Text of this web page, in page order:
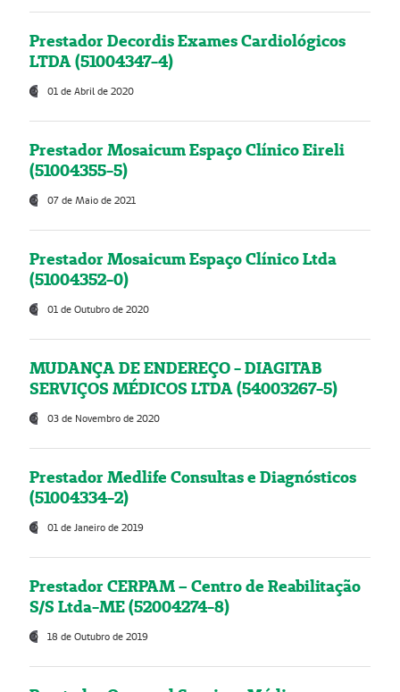
Prestador Decordis Exames Cardiológicos
LTDA (51004347-4)
01 de Abril de 2020
Prestador Mosaicum Espaço Clínico Eireli
(51004355-5)
07 de Maio de 2021
Prestador Mosaicum Espaço Clínico Ltda
(51004352-0)
01 de Outubro de 2020
MUDANÇA DE ENDEREÇO - DIAGITAB
SERVIÇOS MÉDICOS LTDA (54003267-5)
03 de Novembro de 2020
Prestador Medlife Consultas e Diagnósticos
(51004334-2)
01 de Janeiro de 2019
Prestador CERPAM – Centro de Reabilitação
S/S Ltda-ME (52004274-8)
18 de Outubro de 2019